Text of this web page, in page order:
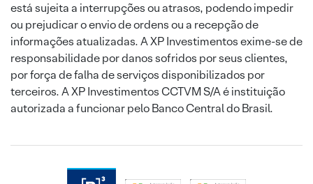
está sujeita a interrupções ou atrasos, podendo impedir
ou prejudicar o envio de ordens ou a recepção de
informações atualizadas. A XP Investimentos exime-se de
responsabilidade por danos sofridos por seus clientes,
por força de falha de serviços disponibilizados por
terceiros. A XP Investimentos CCTVM S/A é instituição
autorizada a funcionar pelo Banco Central do Brasil.